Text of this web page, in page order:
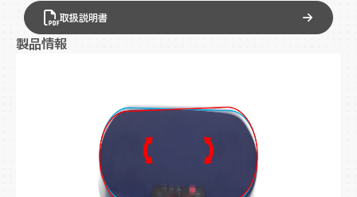
取扱説明書
製品情報